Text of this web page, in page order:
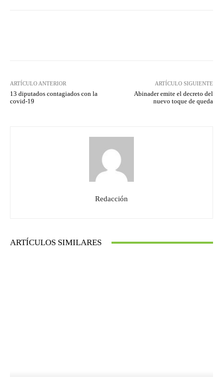
ARTÍCULO ANTERIOR
13 diputados contagiados con la
covid-19
ARTÍCULO SIGUIENTE
Abinader emite el decreto del
nuevo toque de queda
Redacción
ARTÍCULOS SIMILARES